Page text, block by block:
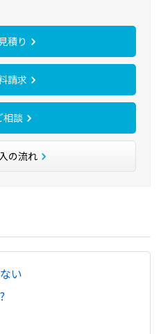
積り
請求
相談
の流れ
い